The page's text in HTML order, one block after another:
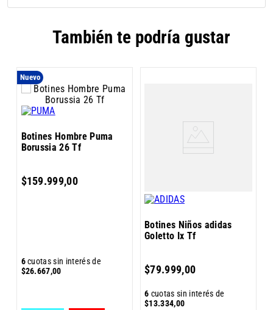
También te podría gustar
Nuevo
Botines Hombre Puma
Borussia 26 Tf
$159.999,00
6cuotas sin interés de
$26.667,00
Botines Niños adidas
Goletto Ix Tf
$79.999,00
6 cuotas sin interés de
$13.334,00